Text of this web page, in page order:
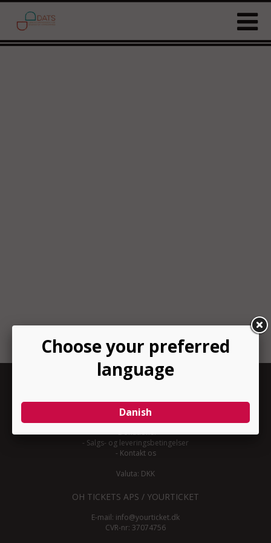
INFORMATION
-Om YourTicket
Bliv arrangør
-Arrangør login
-Donationer
- Salgs- og leveringsbetingelser
- Kontakt os
Valuta: DKK
OH TICKETS APS / YOURTICKET
E-mail: info@yourticket.dk
CVR-nr: 37074756